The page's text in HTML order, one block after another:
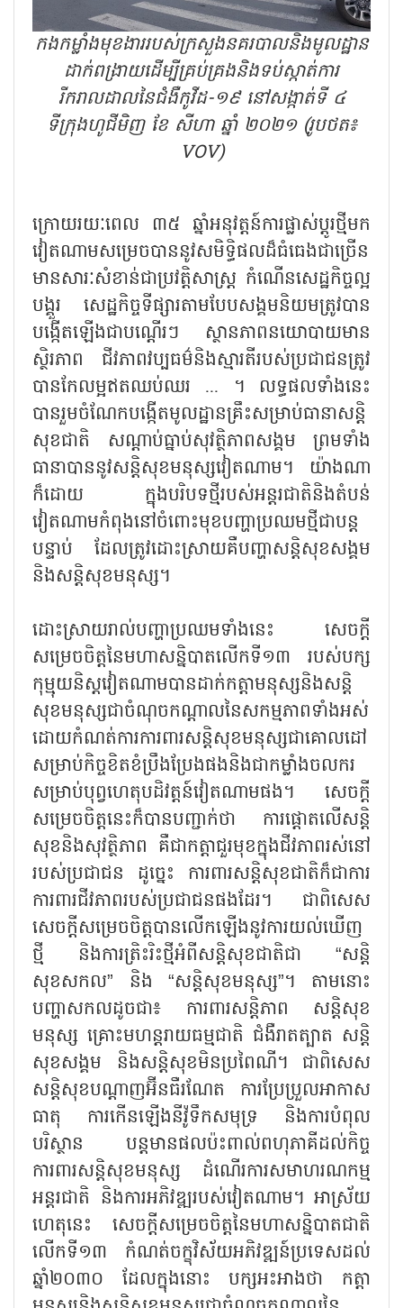
កងកម្លាំងមុខងាររបស់ក្រសួងនគរបាលនិងមូលដ្ឋាន
ដាក់ពង្រាយដើម្បីគ្រប់គ្រងនិងទប់ស្កាត់ការ
រីករាលដាលនៃជំងឺកូវីដ-១៩ នៅសង្កាត់ទី ៤
ទីក្រុងហូជីមិញ ខែ សីហា ឆ្នាំ ២០២១ (រូបថត៖
VOV)
ក្រោយរយៈពេល ៣៥ ឆ្នាំអនុវត្តន៍ការផ្លាស់ប្តូរថ្មីមក
វៀតណាមសម្រេចបាននូវសមិទ្ធិផលដ៏ធំធេងជាច្រើន
មានសារៈសំខាន់ជាប្រវត្តិសាស្ត្រ កំណើនសេដ្ឋកិច្ចល្អ
បង្គួរ សេដ្ឋកិច្ចទីផ្សារតាមបែបសង្គមនិយមត្រូវបាន
បង្កើតឡើងជាបណ្តើរៗ ស្ថានភាពនយោបាយមាន
ស្ថិរភាព ជីវភាពវប្បធម៌និងស្មារតីរបស់ប្រជាជនត្រូវ
បានកែលម្អឥតឈប់ឈរ ... ។ លទ្ធផលទាំងនេះ
បានរួមចំណែកបង្កើតមូលដ្ឋានគ្រឹះសម្រាប់ធានាសន្តិ
សុខជាតិ សណ្តាប់ធ្នាប់សុវត្ថិភាពសង្គម ព្រមទាំង
ធានាបាននូវសន្តិសុខមនុស្សវៀតណាម។ យ៉ាងណា
ក៏ដោយ ក្នុងបរិបទថ្មីរបស់អន្តរជាតិនិងតំបន់
វៀតណាមកំពុងនៅចំពោះមុខបញ្ហាប្រឈមថ្មីជាបន្ត
បន្ទាប់ ដែលត្រូវដោះស្រាយគឺបញ្ហាសន្តិសុខសង្គម
និងសន្តិសុខមនុស្ស។
ដោះស្រាយរាល់បញ្ហាប្រឈមទាំងនេះ សេចក្តី
សម្រេចចិត្តនៃមហាសន្និបាតលើកទី១៣ របស់បក្ស
កុម្មុយនិស្តវៀតណាមបានដាក់កត្តាមនុស្សនិងសន្តិ
សុខមនុស្សជាចំណុចកណ្តាលនៃសកម្មភាពទាំងអស់
ដោយកំណត់ការការពារសន្តិសុខមនុស្សជាគោលដៅ
សម្រាប់កិច្ចខិតខំប្រឹងប្រែងផងនិងជាកម្លាំងចលករ
សម្រាប់បុព្វហេតុបដិវត្តន៍វៀតណាមផង។ សេចក្តី
សម្រេចចិត្តនេះក៏បានបញ្ជាក់ថា ការផ្តោតលើសន្តិ
សុខនិងសុវត្ថិភាព គឺជាកត្តាជួរមុខក្នុងជីវភាពរស់នៅ
របស់ប្រជាជន ដូច្នេះ ការពារសន្តិសុខជាតិក៏ជាការ
ការពារជីវភាពរបស់ប្រជាជនផងដែរ។ ជាពិសេស
សេចក្តីសម្រេចចិត្តបានលើកឡើងនូវការយល់ឃើញ
ថ្មី និងការត្រិះរិះថ្មីអំពីសន្តិសុខជាតិជា “សន្តិ
សុខសកល” និង “សន្តិសុខមនុស្ស”។ តាមនោះ
បញ្ហាសកលដូចជា៖ ការពារសន្តិភាព សន្តិសុខ
មនុស្ស គ្រោះមហន្តរាយធម្មជាតិ ជំងឺរាតត្បាត សន្តិ
សុខសង្គម និងសន្តិសុខមិនប្រពៃណី។ ជាពិសេស
សន្តិសុខបណ្តាញអ៊ីនធឺរណែត ការប្រែប្រួលអាកាស
ធាតុ ការកើនឡើងនីវ៉ូទឹកសមុទ្រ និងការបំពុល
បរិស្ថាន បន្តមានផលប៉ះពាល់ពហុភាគីដល់កិច្ច
ការពារសន្តិសុខមនុស្ស ដំណើរការសមាហរណកម្ម
អន្តរជាតិ និងការអភិវឌ្ឍរបស់វៀតណាម។ អាស្រ័យ
ហេតុនេះ សេចក្តីសម្រេចចិត្តនៃមហាសន្និបាតជាតិ
លើកទី១៣ កំណត់ចក្ខុវិស័យអភិវឌ្ឍន៍ប្រទេសដល់
ឆ្នាំ២០៣០ ដែលក្នុងនោះ បក្សអះអាងថា កត្តា